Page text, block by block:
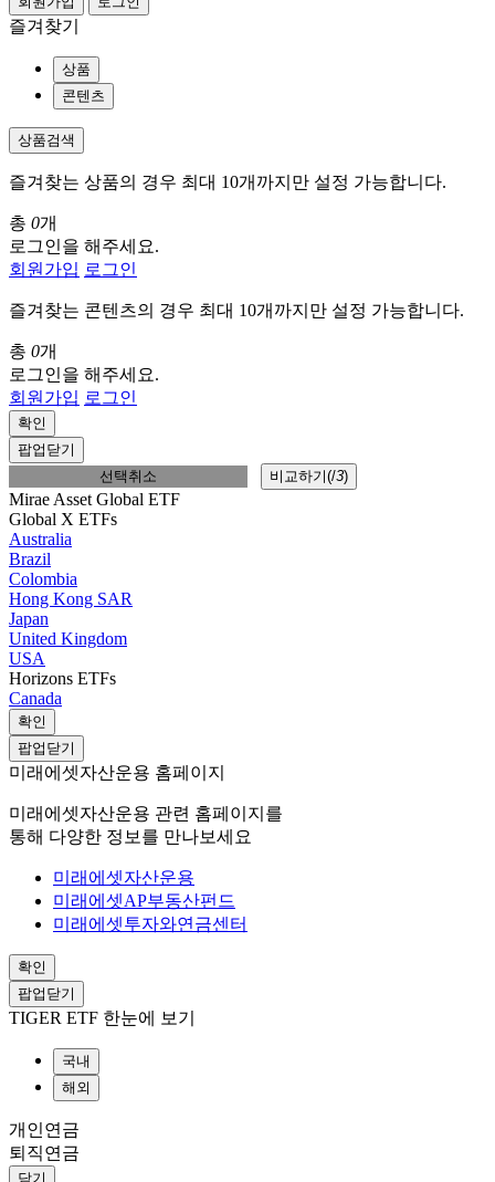
즐겨찾기
상품
콘텐츠
상품검색
즐겨찾는 상품의 경우 최대 10개까지만 설정 가능합니다.
총 0개
로그인을 해주세요.
회원가입 로그인
즐겨찾는 콘텐츠의 경우 최대 10개까지만 설정 가능합니다.
총 0개
로그인을 해주세요.
회원가입 로그인
확인
팝업닫기
선택취소
비교하기(/3)
Mirae Asset Global ETF
Global X ETFs
Australia
Brazil
Colombia
Hong Kong SAR
Japan
United Kingdom
USA
Horizons ETFs
Canada
확인
팝업닫기
미래에셋자산운용 홈페이지
미래에셋자산운용 관련 홈페이지를
통해 다양한 정보를 만나보세요
미래에셋자산운용
미래에셋AP부동산펀드
미래에셋투자와연금센터
확인
팝업닫기
TIGER ETF 한눈에 보기
국내
해외
개인연금
퇴직연금
닫기